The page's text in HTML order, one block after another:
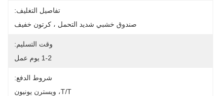
تفاصيل التغليف:
صندوق خشبي شديد التحمل ، كرتون خفيف
وقت التسليم:
1-2 يوم عمل
شروط الدفع:
T/T، ويسترن يونيون